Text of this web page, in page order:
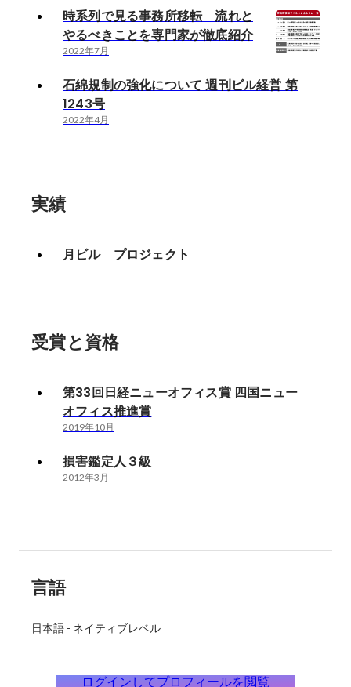
時系列で見る事務所移転 流れと
やるべきことを専門家が徹底紹介
2022年7月
石綿規制の強化について 週刊ビル経営 第
1243号
2022年4月
実績
月ビル プロジェクト
受賞と資格
第33回日経ニューオフィス賞 四国ニュー
オフィス推進賞
2019年10月
損害鑑定人３級
2012年3月
言語
日本語 - ネイティブレベル
ログインしてプロフィールを閲覧